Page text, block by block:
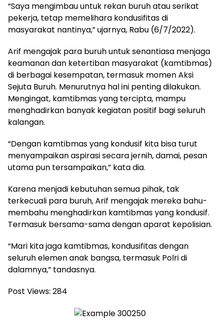
“Saya mengimbau untuk rekan buruh atau serikat
pekerja, tetap memelihara kondusifitas di
masyarakat nantinya,” ujarnya, Rabu (6/7/2022).
Arif mengajak para buruh untuk senantiasa menjaga
keamanan dan ketertiban masyarakat (kamtibmas)
di berbagai kesempatan, termasuk momen Aksi
Sejuta Buruh. Menurutnya hal ini penting dilakukan.
Mengingat, kamtibmas yang tercipta, mampu
menghadirkan banyak kegiatan positif bagi seluruh
kalangan.
“Dengan kamtibmas yang kondusif kita bisa turut
menyampaikan aspirasi secara jernih, damai, pesan
utama pun tersampaikan,” kata dia.
Karena menjadi kebutuhan semua pihak, tak
terkecuali para buruh, Arif mengajak mereka bahu-
membahu menghadirkan kamtibmas yang kondusif.
Termasuk bersama-sama dengan aparat kepolisian.
“Mari kita jaga kamtibmas, kondusifitas dengan
seluruh elemen anak bangsa, termasuk Polri di
dalamnya,” tandasnya.
Post Views: 284